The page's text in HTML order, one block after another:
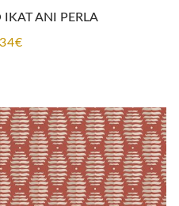
IKAT ANI PERLA
€